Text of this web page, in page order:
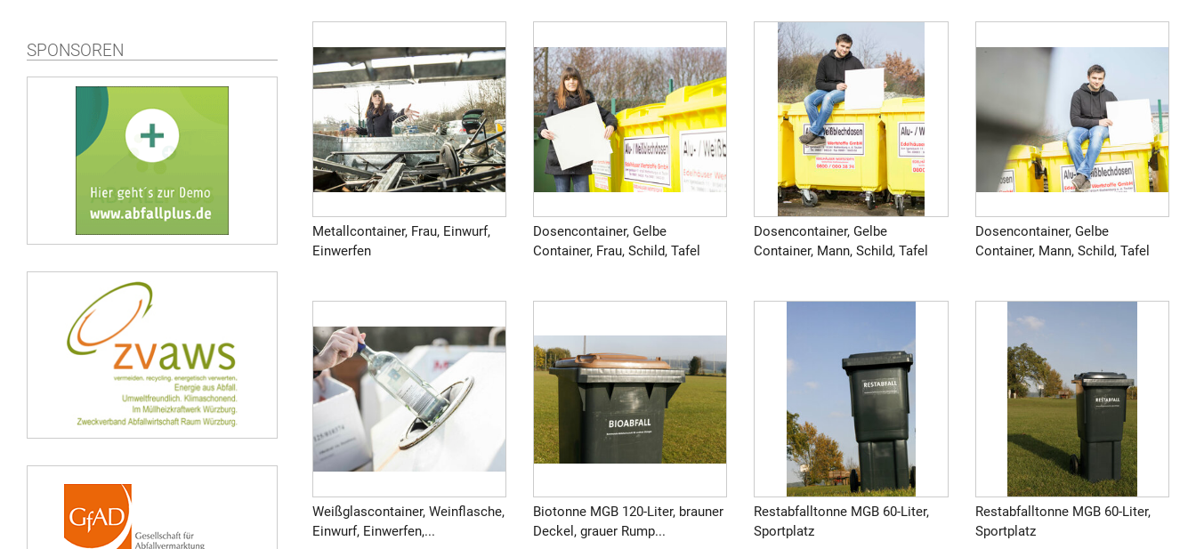
SPONSOREN
Metallcontainer, Frau, Einwurf,
Einwerfen
Dosencontainer, Gelbe
Container, Frau, Schild, Tafel
Dosencontainer, Gelbe
Container, Mann, Schild, Tafel
Dosencontainer, Gelbe
Container, Mann, Schild, Tafel
Weißglascontainer, Weinflasche,
Einwurf, Einwerfen,...
Biotonne MGB 120-Liter, brauner
Deckel, grauer Rump...
Restabfalltonne MGB 60-Liter,
Sportplatz
Restabfalltonne MGB 60-Liter,
Sportplatz